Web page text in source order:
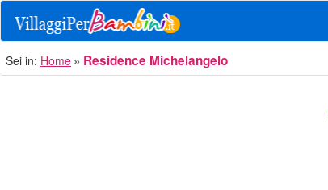
Sei in: Home Residence Michelangelo